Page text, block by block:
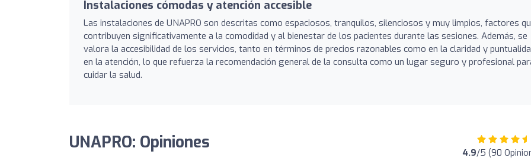
Instalaciones cómodas y atención accesible
Las instalaciones de UNAPRO son descritas como espaciosos, tranquilos, silenciosos y muy limpios, factores
contribuyen significativamente a la comodidad y al bienestar de los pacientes durante las sesiones. Además, se
valora la accesibilidad de los servicios, tanto en términos de precios razonables como en la claridad y
en la atención, lo que refuerza la recomendación general de la consulta como un lugar seguro y profesional
cuidar la salud.
UNAPRO: Opiniones 4.9/5 (90